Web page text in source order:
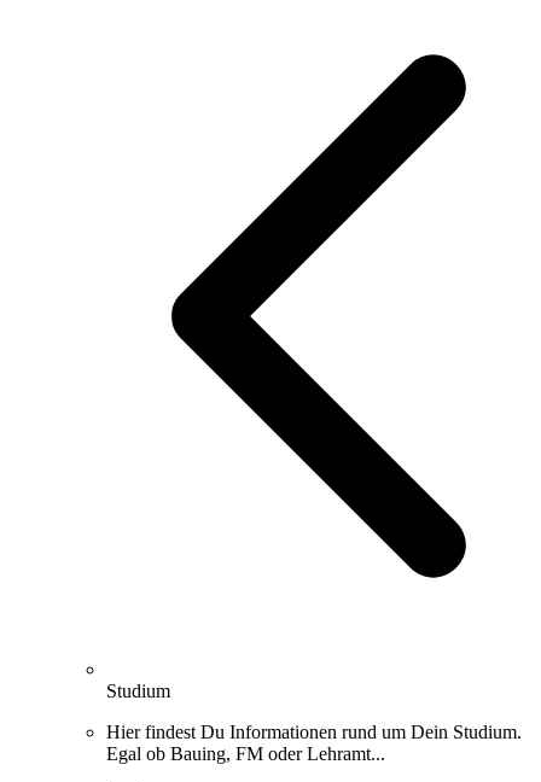
Studium
Hier findest Du Informationen rund um Dein Studium.
Egal ob Bauing, FM oder Lehramt...